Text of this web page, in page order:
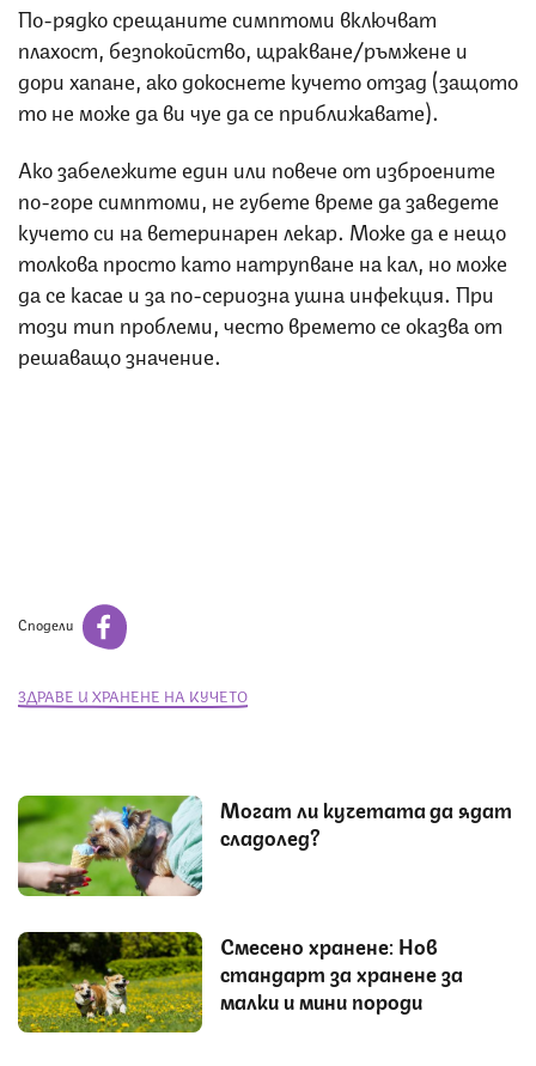
По-рядко срещаните симптоми включват
плахост, безпокойство, щракване/ръмжене и
дори хапане, ако докоснете кучето отзад (защото
то не може да ви чуе да се приближавате).
Ако забележите един или повече от изброените
по-горе симптоми, не губете време да заведете
кучето си на ветеринарен лекар. Може да е нещо
толкова просто като натрупване на кал, но може
да се касае и за по-сериозна ушна инфекция. При
този тип проблеми, често времето се оказва от
решаващо значение.
Сподели
ЗДРАВЕ И ХРАНЕНЕ НА КУЧЕТО
Могат ли кучетата да ядат
сладолед?
Смесено хранене: Нов
стандарт за хранене за
малки и мини породи